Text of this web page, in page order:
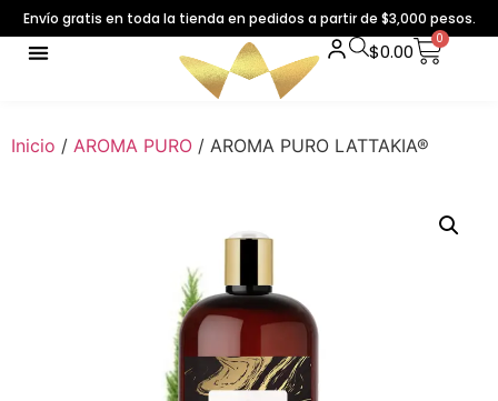
Envío gratis en toda la tienda en pedidos a partir de $3,000 pesos.
$0.00
0
Inicio / AROMA PURO / AROMA PURO LATTAKIA®